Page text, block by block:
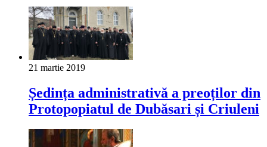
21 martie 2019
Ședința administrativă a preoților din
Protopopiatul de Dubăsari și Criuleni